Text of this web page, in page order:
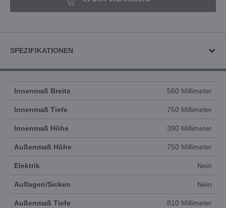
SPEZIFIKATIONEN
Innenmaß Breite 560 Millimeter
Innenmaß Tiefe 750 Millimeter
Innenmaß Höhe 390 Millimeter
Außenmaß Höhe 750 Millimeter
Elektrik Nein
Auflagen/Sicken Nein
Außenmaß Tiefe 810 Millimeter